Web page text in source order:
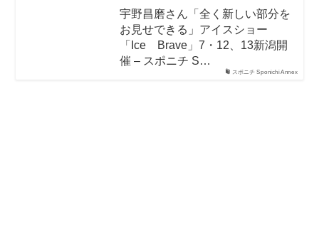
スポニチ Sponichi Annex
宇野昌磨さん「全く新しい部分を
お見せできる」アイスショー
「Ice Brave」7・12、13新潟開
催 – スポニチ S…